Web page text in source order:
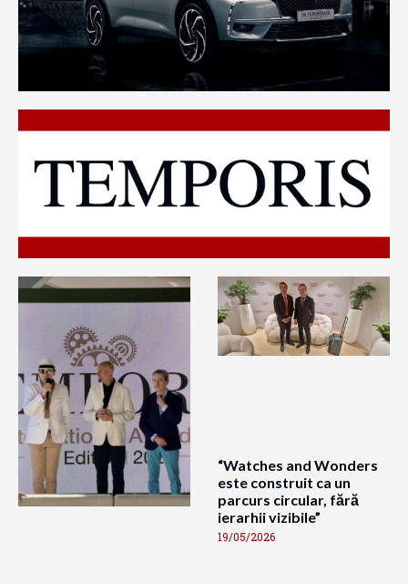
“Watches and Wonders
este construit ca un
parcurs circular, fără
ierarhii vizibile”
19/05/2026